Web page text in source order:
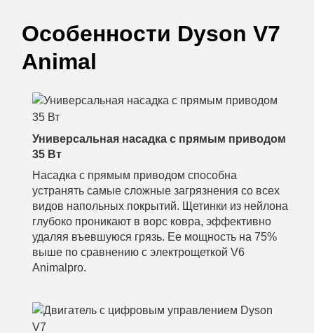
Особенности Dyson V7
Animal
Универсальная насадка с прямым приводом
35 Вт
Насадка с прямым приводом способна
устранять самые сложные загрязнения со всех
видов напольных покрытий. Щетинки из нейлона
глубоко проникают в ворс ковра, эффективно
удаляя въевшуюся грязь. Ее мощность на 75%
выше по сравнению с электрощеткой V6
Animalpro.